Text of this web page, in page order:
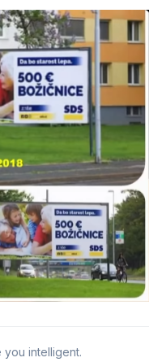
intelligent.